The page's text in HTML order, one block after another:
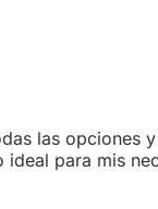
las opciones
ideal para mis